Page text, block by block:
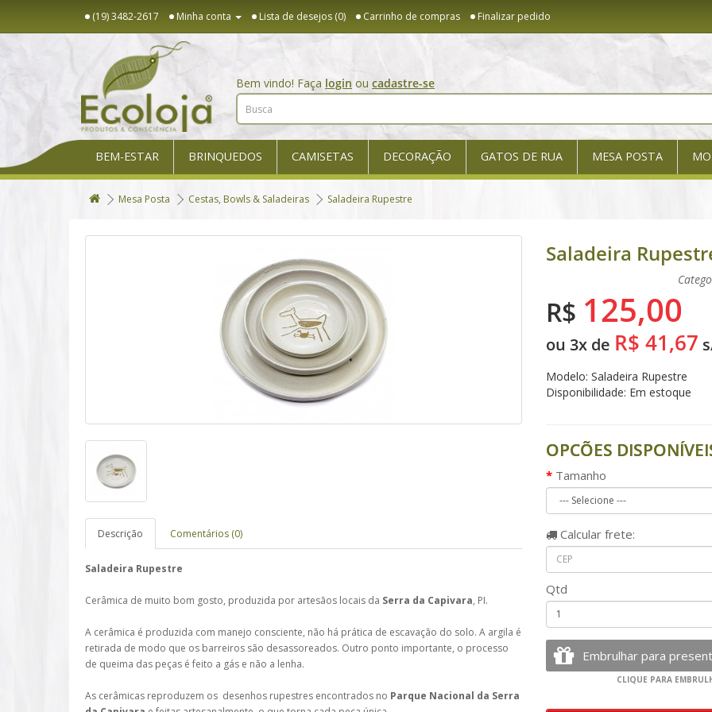
(19) 3482-2617 Minha conta Lista de desejos (0) Carrinho de compras Finalizar pedido
Bem vindo! Faça login ou cadastre-se
BEM-ESTAR BRINQUEDOS CAMISETAS DECORAÇÃO GATOS DE RUA MESA POSTA
Mesa Posta Cestas, Bowls & Saladeiras Saladeira Rupestre
Descrição Comentários (0)
Saladeira Rupestre
Cerâmica de muito bom gosto, produzida por artesãos locais da Serra da Capivara, PI.
A cerâmica é produzida com manejo consciente, não há prática de escavação do solo. A argila é
retirada de modo que os barreiros são desassoreados. Outro ponto importante, o processo
de queima das peças é feito a gás e não a lenha.
As cerâmicas reproduzem os desenhos rupestres encontrados no Parque Nacional da Serra
Saladeira
R$ 125,00
ou 3x de R$ 41,67
Modelo: Saladeira Rupestre
Disponibilidade: Em estoque
OPCÕES
Tamanho
Calcular frete:
Qtd